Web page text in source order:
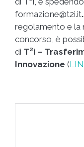
formazione@t2i.it.
regolamento e la
concorso, è
di T²i –
Innovazione (